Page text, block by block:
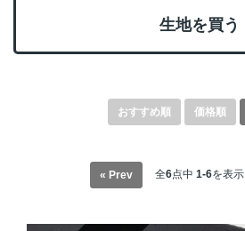
生地を買う
おすすめ順 価格順
« Prev 全6点中 1-6を表示